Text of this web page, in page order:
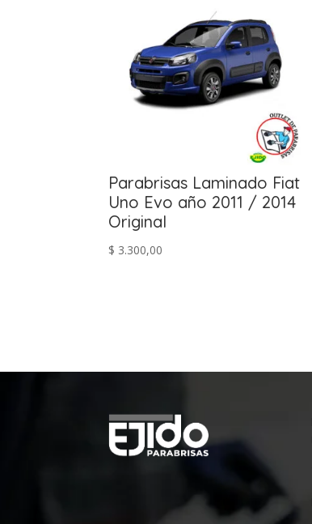
Parabrisas Laminado Fiat
Uno Evo año 2011 / 2014
Original
$ 3.300,00